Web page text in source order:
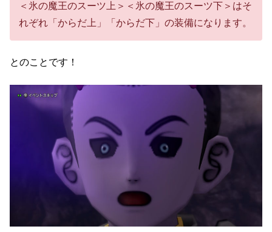
＜氷の魔王のスーツ上＞＜氷の魔王のスーツ下＞はそ
れぞれ「からだ上」「からだ下」の装備になります。
とのことです！